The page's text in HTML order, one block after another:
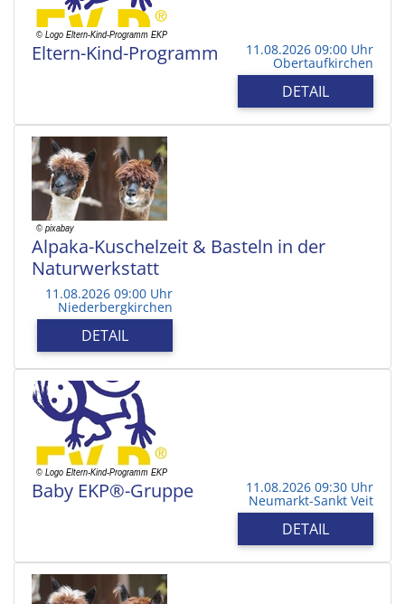
Eltern-Kind-Programm 11.08.2026 09:00 Uhr
Obertaufkirchen
DETAIL
Alpaka-Kuschelzeit & Basteln in der
Naturwerkstatt
11.08.2026 09:00 Uhr
Niederbergkirchen
DETAIL
Baby EKP®-Gruppe 11.08.2026 09:30 Uhr
Neumarkt-Sankt Veit
DETAIL